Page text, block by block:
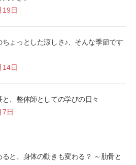
19日
ちょっとした涼しさ♪、そんな季節です
14日
と、整体師としての学びの日々
7日
ると、身体の動きも変わる？ ～肋骨と